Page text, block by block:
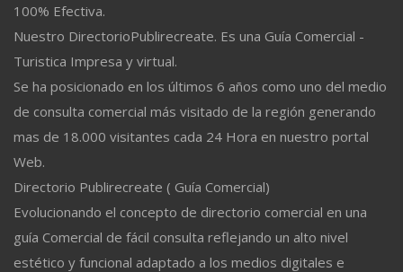
100% Efectiva.
Nuestro DirectorioPublirecreate. Es una Guía Comercial -
Turistica Impresa y virtual.
Se ha posicionado en los últimos 6 años como uno del medio
de consulta comercial más visitado de la región generando
mas de 18.000 visitantes cada 24 Hora en nuestro portal
Web.
Directorio Publirecreate ( Guía Comercial)
Evolucionando el concepto de directorio comercial en una
guía Comercial de fácil consulta reflejando un alto nivel
estético y funcional adaptado a los medios digitales e